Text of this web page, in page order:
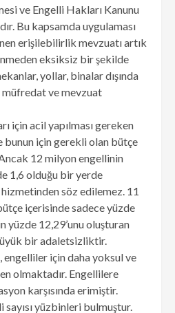
ve Engelli Hakları Kanunu
Bu kapsamda uygulaması
erişilebilirlik mevzuatı artık
eksiksiz bir şekilde
yollar, binalar dışında
ve mevzuat
için acil yapılması gereken
bunun için gerekli olan bütçe
12 milyon engellinin
1,6 olduğu bir yerde
söz edilemez. 11
içerisinde sadece yüzde
yüzde 12,29’unu oluşturan
bir adaletsizliktir.
engelliler için daha yoksul ve
olmaktadır. Engellilere
karşısında erimiştir.
yüzbinleri bulmuştur.